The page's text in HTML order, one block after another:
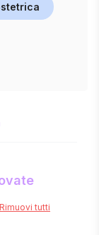
Rimuovi tutti